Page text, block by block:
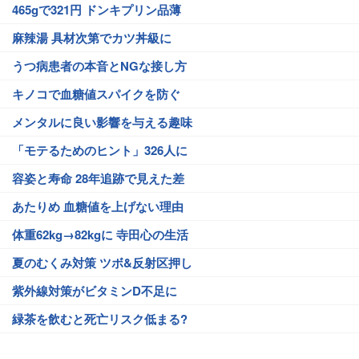
465gで321円 ドンキプリン品薄
麻辣湯 具材次第でカツ丼級に
うつ病患者の本音とNGな接し方
キノコで血糖値スパイクを防ぐ
メンタルに良い影響を与える趣味
「モテるためのヒント」326人に
容姿と寿命 28年追跡で見えた差
あたりめ 血糖値を上げない理由
体重62kg→82kgに 寺田心の生活
夏のむくみ対策 ツボ&反射区押し
紫外線対策がビタミンD不足に
緑茶を飲むと死亡リスク低まる?